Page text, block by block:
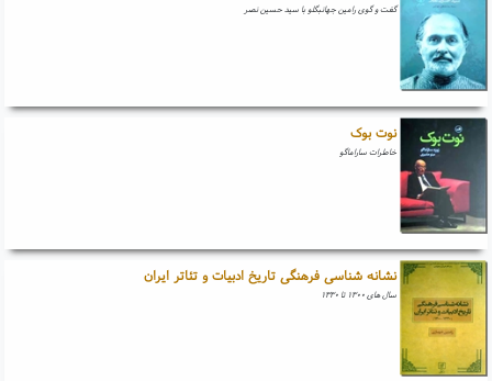
گفت و گوی رامین جهانبگلو با سید حسین نصر
نوت بوک
خاطرات ساراماگو
نشانه شناسی فرهنگی تاریخ ادبیات و تئاتر ایران
سال های ۱۳۰۰ تا ۱۳۳۰